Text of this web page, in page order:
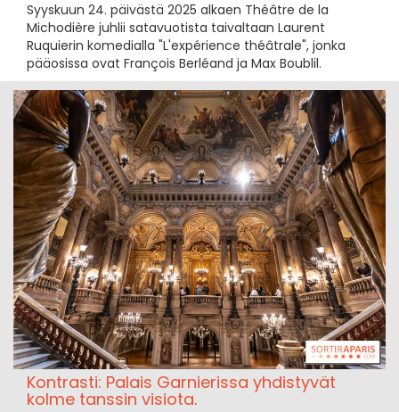
Syyskuun 24. päivästä 2025 alkaen Théâtre de la
Michodière juhlii satavuotista taivaltaan Laurent
Ruquierin komedialla "L'expérience théâtrale", jonka
pääosissa ovat François Berléand ja Max Boublil.
Kontrasti: Palais Garnierissa yhdistyvät
kolme tanssin visiota.